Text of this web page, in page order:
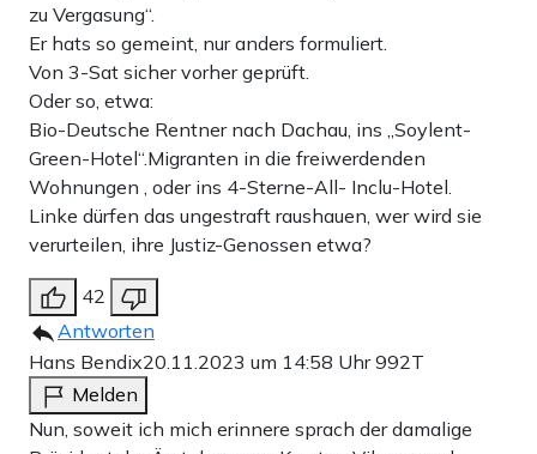
zu Vergasung“.
Er hats so gemeint, nur anders formuliert.
Von 3-Sat sicher vorher geprüft.
Oder so, etwa:
Bio-Deutsche Rentner nach Dachau, ins „Soylent-
Green-Hotel“.Migranten in die freiwerdenden
Wohnungen , oder ins 4-Sterne-All- Inclu-Hotel.
Linke dürfen das ungestraft raushauen, wer wird sie
verurteilen, ihre Justiz-Genossen etwa?
42
Antworten
Hans Bendix20.11.2023 um 14:58 Uhr992T
Melden
Nun, soweit ich mich erinnere sprach der damalige